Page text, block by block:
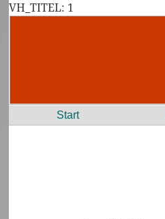
VH_TITEL: 1
Start